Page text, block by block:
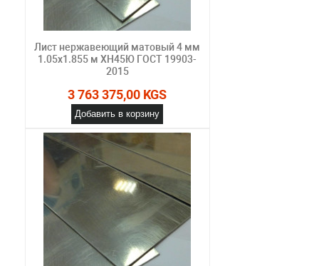
Лист нержавеющий матовый 4 мм
1.05х1.855 м ХН45Ю ГОСТ 19903-
2015
3 763 375,00 KGS
Добавить в корзину